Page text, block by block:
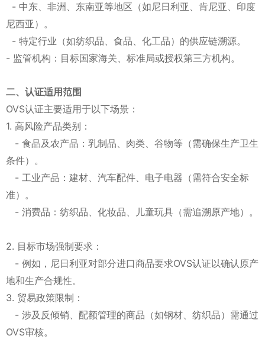
- 中东、非洲、东南亚等地区（如尼日利亚、肯尼亚、印度
尼西亚）。
- 特定行业（如纺织品、食品、化工品）的供应链溯源。
- 监管机构：目标国家海关、标准局或授权第三方机构。
二、认证适用范围
OVS认证主要适用于以下场景：
1. 高风险产品类别：
- 食品及农产品：乳制品、肉类、谷物等（需确保生产卫生
条件）。
- 工业产品：建材、汽车配件、电子电器（需符合安全标
准）。
- 消费品：纺织品、化妆品、儿童玩具（需追溯原产地）。
2. 目标市场强制要求：
- 例如，尼日利亚对部分进口商品要求OVS认证以确认原产
地和生产合规性。
3. 贸易政策限制：
- 涉及反倾销、配额管理的商品（如钢材、纺织品）需通过
OVS审核。